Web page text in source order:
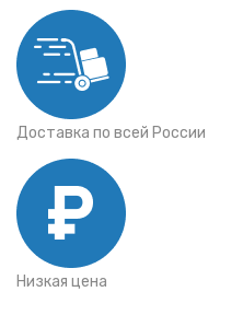
Доставка по всей России
Низкая цена